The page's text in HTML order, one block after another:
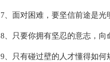
7、面对困难，要坚信前途是光
8、只要你拥有坚忍的意志，向
9、只有碰过壁的人才懂得如何